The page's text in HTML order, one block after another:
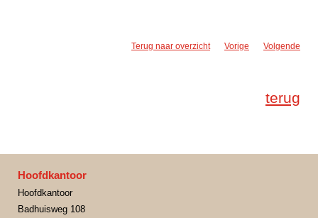
Terug naar overzicht Vorige Volgende
terug
Hoofdkantoor
Hoofdkantoor
Badhuisweg 108